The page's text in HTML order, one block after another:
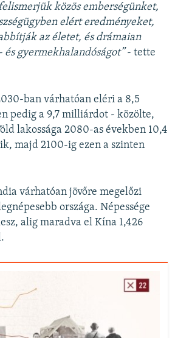
közös emberségünket,
elért eredményeket,
az életet, és drámaian
gyermekhalandóságot”- tette
ban várhatóan eléri a 8,5
pedig a 9,7 milliárdot - közölte,
lakossága 2080-as években 10,4
majd 2100-ig ezen a szinten
várhatóan jövőre megelőzi
országa. Népessége
alig maradva el Kína 1,426